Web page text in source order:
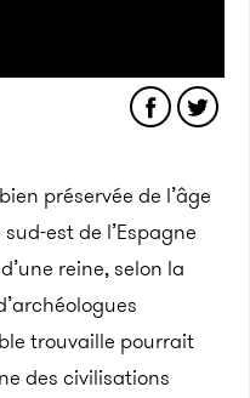
préservée de l’âge
est de l’Espagne
reine, selon la
trouvaille pourrait
des civilisations